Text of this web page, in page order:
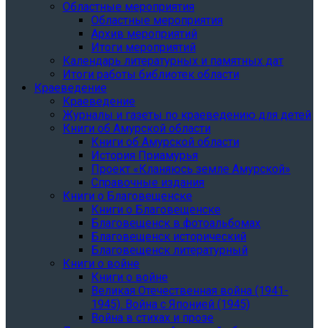
Областные мероприятия
Областные мероприятия
Архив мероприятий
Итоги мероприятий
Календарь литературных и памятных дат
Итоги работы библиотек области
Краеведение
Краеведение
Журналы и газеты по краеведению для детей
Книги об Амурской области
Книги об Амурской области
История Приамурья
Проект «Кланяюсь земле Амурской»
Справочные издания
Книги о Благовещенске
Книги о Благовещенске
Благовещенск в фотоальбомах
Благовещенск исторический
Благовещенск литературный
Книги о войне
Книги о войне
Великая Отечественная война (1941-
1945). Война с Японией (1945)
Война в стихах и прозе